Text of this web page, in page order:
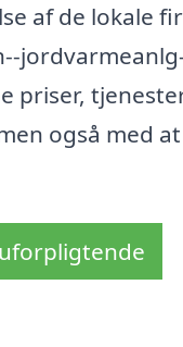
af de lokale
priser,
også med